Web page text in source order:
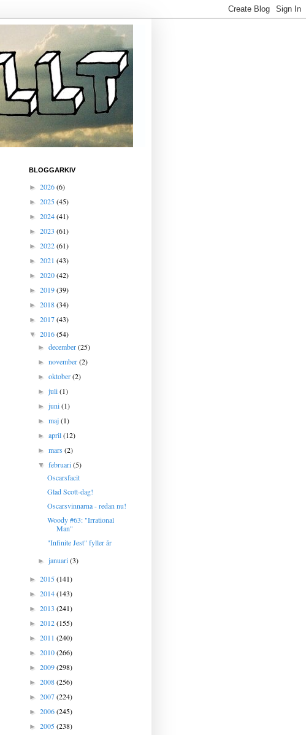
BLOGGARKIV
► 2026(6)
► 2025(45)
► 2024(41)
► 2023 (61)
► 2022(61)
► 2021 (43)
► 2020(42)
► 2019(39)
► 2018(34)
► 2017(43)
▼ 2016(54)
►december(25)
►november(2)
►oktober(2)
►juli(1)
►juni(1)
►maj(1)
►april(12)
►mars(2)
▼februari(5)
Oscarsfacit
Glad Scott-dag!
Oscarsvinnarna - redan nu!
Woody #63: "Irrational
Man"
"Infinite Jest" fyller år
►januari(3)
► 2015(141)
► 2014(143)
► 2013 (241)
► 2012(155)
► 2011 (240)
► 2010(266)
► 2009(298)
► 2008(256)
► 2007(224)
► 2006(245)
► 2005(238)